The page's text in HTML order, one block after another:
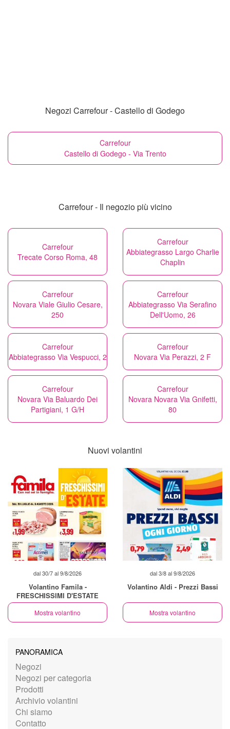
Negozi Carrefour - Castello di Godego
Carrefour
Castello di Godego - Via Trento
Carrefour - Il negozio più vicino
Carrefour
Trecate Corso Roma, 48
Carrefour
Abbiategrasso Largo Charlie
Chaplin
Carrefour
Novara Viale Giulio Cesare,
250
Carrefour
Abbiategrasso Via Serafino
Dell'Uomo, 26
Carrefour
Abbiategrasso Via Vespucci, 2
Carrefour
Novara Via Perazzi, 2 F
Carrefour
Novara Via Baluardo Dei
Partigiani, 1 G/H
Carrefour
Novara Novara Via Gnifetti,
80
Nuovi volantini
dal 30/7 al 9/8/2026
Volantino Famila -
FRESCHISSIMI D'ESTATE
Mostra volantino
dal 3/8 al 9/8/2026
Volantino Aldi - Prezzi Bassi
Mostra volantino
PANORAMICA
Negozi
Negozi per categoria
Prodotti
Archivio volantini
Chi siamo
Contatto